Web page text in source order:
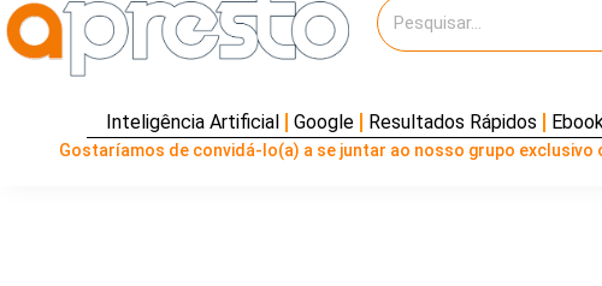
Inteligência Artificial Google Resultados Rápidos Ebook
Gostaríamos de convidá-lo(a) a se juntar ao nosso grupo